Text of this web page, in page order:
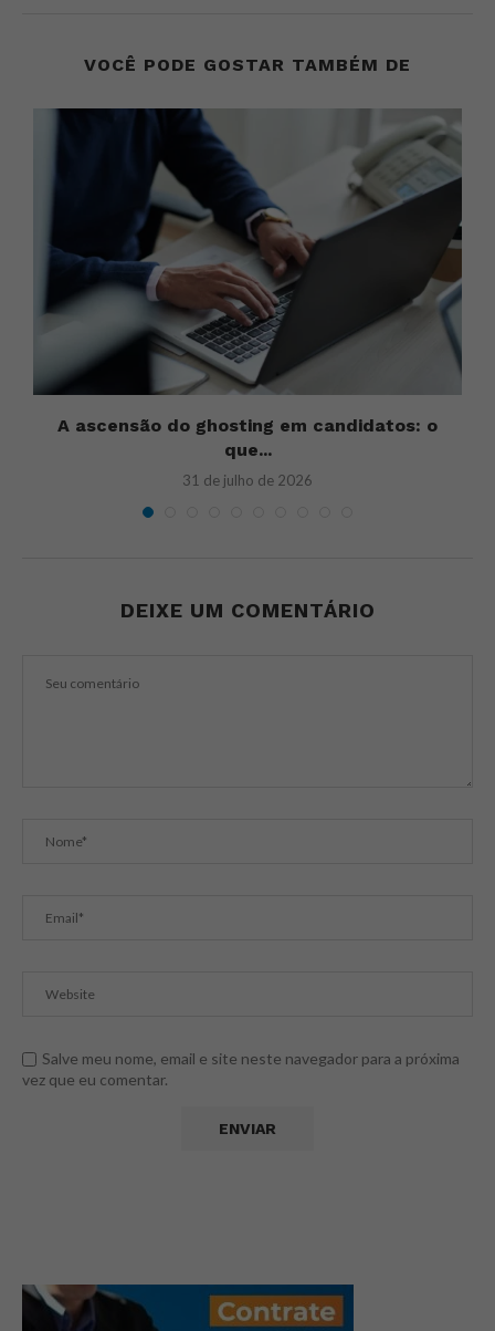
VOCÊ PODE GOSTAR TAMBÉM DE
A ascensão do ghosting em candidatos: o
que...
31 de julho de 2026
DEIXE UM COMENTÁRIO
Salve meu nome, email e site neste navegador para a próxima
vez que eu comentar.